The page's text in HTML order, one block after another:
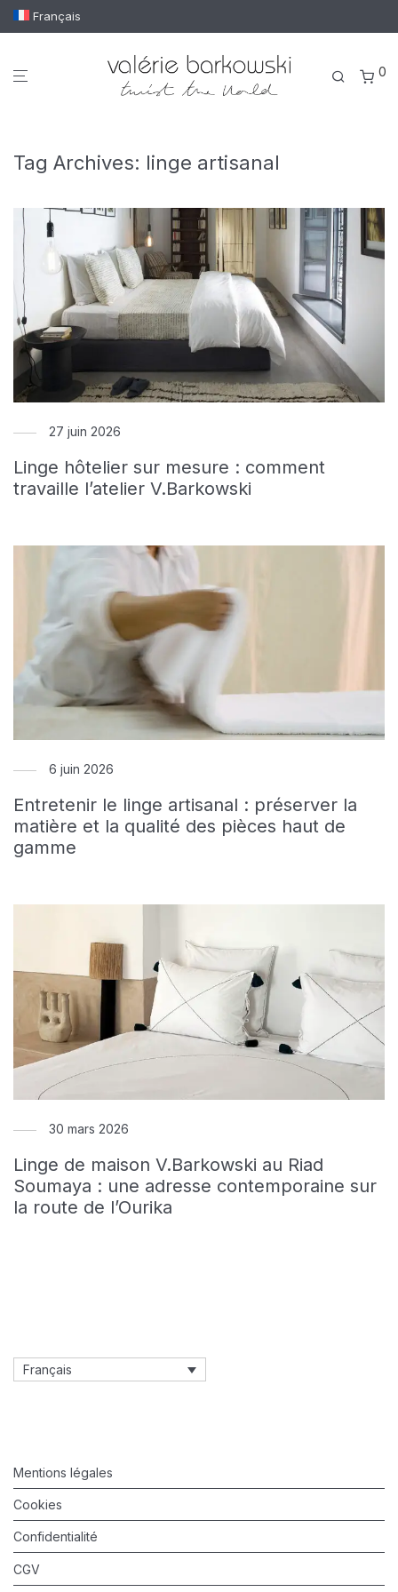
Français
0
Tag Archives: linge artisanal
27 juin 2026
Linge hôtelier sur mesure : comment
travaille l’atelier V.Barkowski
6 juin 2026
Entretenir le linge artisanal : préserver la
matière et la qualité des pièces haut de
gamme
30 mars 2026
Linge de maison V.Barkowski au Riad
Soumaya : une adresse contemporaine sur
la route de l’Ourika
Français
Mentions légales
Cookies
Confidentialité
CGV